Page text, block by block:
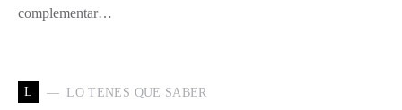
complementar…
L LO TENES QUE SABER